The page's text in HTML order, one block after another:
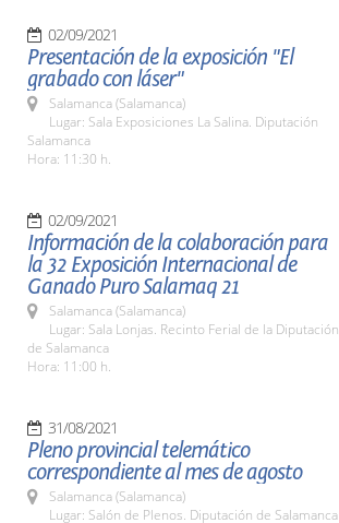
02/09/2021
Presentación de la exposición "El
grabado con láser"
Salamanca (Salamanca)
Lugar: Sala Exposiciones La Salina. Diputación
Salamanca
Hora: 11:30 h.
02/09/2021
Información de la colaboración para
la 32 Exposición Internacional de
Ganado Puro Salamaq 21
Salamanca (Salamanca)
Lugar: Sala Lonjas. Recinto Ferial de la Diputación
de Salamanca
Hora: 11:00 h.
31/08/2021
Pleno provincial telemático
correspondiente al mes de agosto
Salamanca (Salamanca)
Lugar: Salón de Plenos. Diputación de Salamanca